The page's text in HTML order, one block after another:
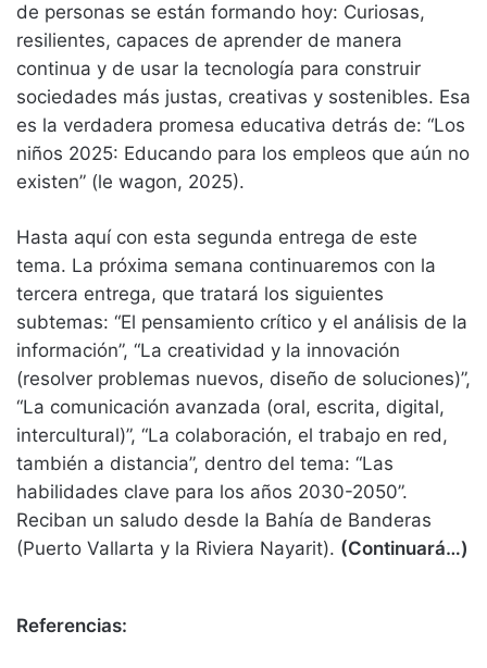
de personas se están formando hoy: Curiosas,
resilientes, capaces de aprender de manera
continua y de usar la tecnología para construir
sociedades más justas, creativas y sostenibles. Esa
es la verdadera promesa educativa detrás de: “Los
niños 2025: Educando para los empleos que aún no
existen” (le wagon, 2025).
Hasta aquí con esta segunda entrega de este
tema. La próxima semana continuaremos con la
tercera entrega, que tratará los siguientes
subtemas: “El pensamiento crítico y el análisis de la
información”, “La creatividad y la innovación
(resolver problemas nuevos, diseño de soluciones)”,
“La comunicación avanzada (oral, escrita, digital,
intercultural)”, “La colaboración, el trabajo en red,
también a distancia”, dentro del tema: “Las
habilidades clave para los años 2030-2050”.
Reciban un saludo desde la Bahía de Banderas
(Puerto Vallarta y la Riviera Nayarit). (Continuará…)
Referencias: